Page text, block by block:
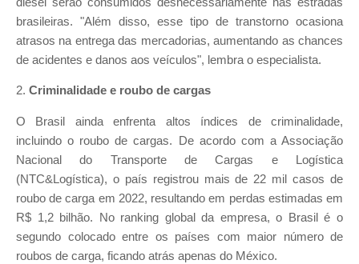
brasileiras. "Além disso, esse tipo de transtorno ocasiona
atrasos na entrega das mercadorias, aumentando as chances
de acidentes e danos aos veículos", lembra o especialista.
2. Criminalidade e roubo de cargas
O Brasil ainda enfrenta altos índices de criminalidade,
incluindo o roubo de cargas. De acordo com a Associação
Nacional do Transporte de Cargas e Logística
(NTC&Logística), o país registrou mais de 22 mil casos de
roubo de carga em 2022, resultando em perdas estimadas em
R$ 1,2 bilhão. No ranking global da empresa, o Brasil é o
segundo colocado entre os países com maior número de
roubos de carga, ficando atrás apenas do México.